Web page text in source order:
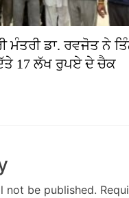
ਡਾ. ਰਵਜੋਤ ਨੇ
17 ਲੱਖ ਰੁਪਏ ਦੇ ਚੈਕ
not be published.